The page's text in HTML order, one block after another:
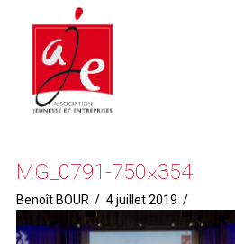
MG_0791-750×354
Benoît BOUR 4 juillet 2019